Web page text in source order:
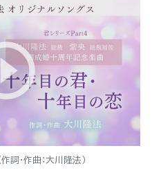
詞・作曲：大川隆法）